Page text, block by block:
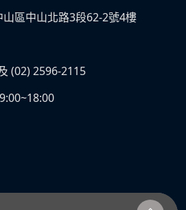
區中山北路3段62-2號4樓
(02) 2596-2115